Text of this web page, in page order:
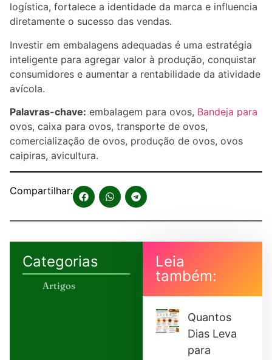
logística, fortalece a identidade da marca e influencia
diretamente o sucesso das vendas.
Investir em embalagens adequadas é uma estratégia
inteligente para agregar valor à produção, conquistar
consumidores e aumentar a rentabilidade da atividade
avícola.
Palavras-chave: embalagem para ovos, Bandeja para
ovos, caixa para ovos, transporte de ovos,
comercialização de ovos, produção de ovos, ovos
caipiras, avicultura.
Compartilhar:
Categorias
Artigos
Leia
também:
Quantos
Dias Leva
para